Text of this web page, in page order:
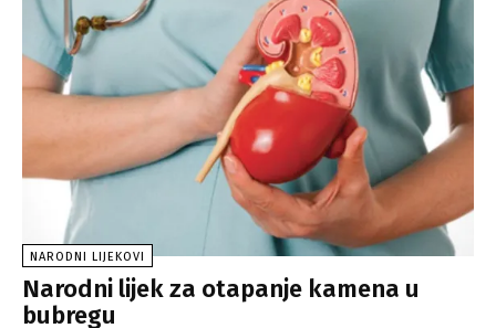
NARODNI LIJEKOVI
Narodni lijek za otapanje kamena u
bubregu